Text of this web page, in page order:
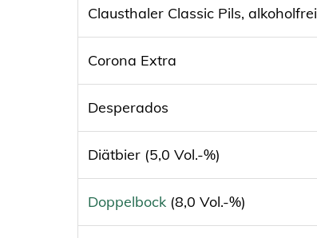
Clausthaler Classic Pils, alkoholfrei
Corona Extra
Desperados
Diätbier (5,0 Vol.-%)
Doppelbock (8,0 Vol.-%)